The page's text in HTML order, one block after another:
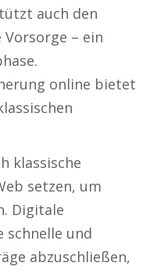
auch den
– ein
online bietet
klassische
setzen, um
Digitale
schnelle und
abzuschließen,